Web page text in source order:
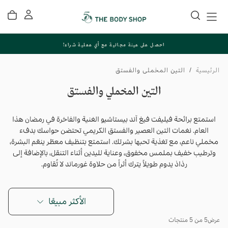
إلى
المحتوى
احصل على عينة مجانية مع أي عملية شراء!
الرئيسية / التين المخملي والفستق
التين المخملي والفستق
استمتع برائحة فيليفت فيغ آند بيستاشيو الغنية والفاخرة في رمضان هذا
العام. نغمات التين العصير والفستق الكريمي تحتضن حواسك بدفء
مخملي ناعم، مع تغذية تحبها بشرتك. استمتع بتنظيف معطّر ينعّم البشرة،
وترطيب خفيف بملمس مخفوق، وعناية لليدين أثناء التنقل، بالإضافة إلى
رذاذ يدوم طويلاً يترك أثراً من حلاوة غورماند لا تُقاوم.
الأكثر مبيعًا
عرض5 من 5 منتجات